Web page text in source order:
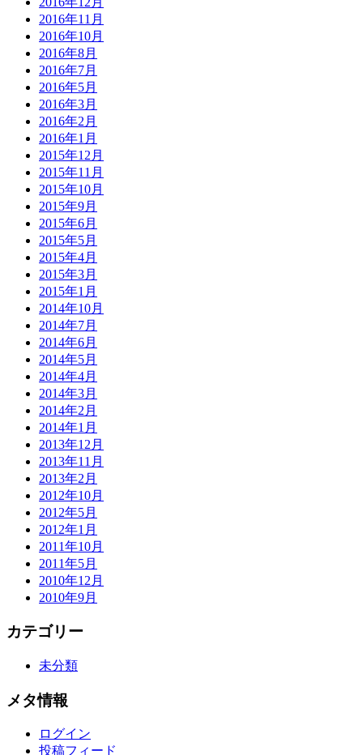
2016年11月
2016年10月
2016年8月
2016年7月
2016年5月
2016年3月
2016年2月
2016年1月
2015年12月
2015年11月
2015年10月
2015年9月
2015年6月
2015年5月
2015年4月
2015年3月
2015年1月
2014年10月
2014年7月
2014年6月
2014年5月
2014年4月
2014年3月
2014年2月
2014年1月
2013年12月
2013年11月
2013年2月
2012年10月
2012年5月
2012年1月
2011年10月
2011年5月
2010年12月
2010年9月
カテゴリー
未分類
メタ情報
ログイン
投稿フィード